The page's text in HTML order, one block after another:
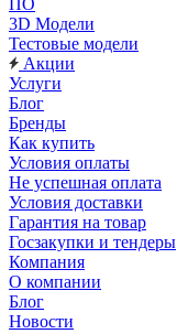
ПО
3D Модели
Тестовые модели
Акции
Услуги
Блог
Бренды
Как купить
Условия оплаты
Не успешная оплата
Условия доставки
Гарантия на товар
Госзакупки и тендеры
Компания
О компании
Блог
Новости